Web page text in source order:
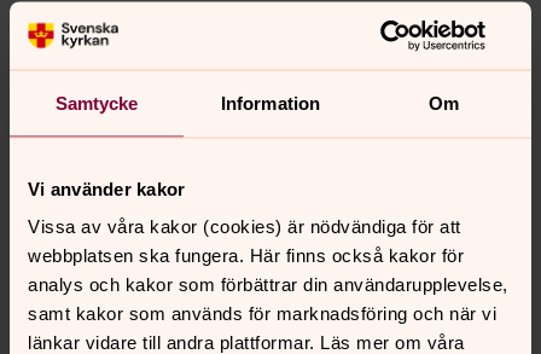
Samtycke Information Om
Vi använder kakor
Vissa av våra kakor (cookies) är nödvändiga för att
webbplatsen ska fungera. Här finns också kakor för
analys och kakor som förbättrar din användarupplevelse,
samt kakor som används för marknadsföring och när vi
länkar vidare till andra plattformar. Läs mer om våra
Maten är klar!
Visst hade det varit lyxigt att sätta sig ner till dukat
bord, där maten är klar? Nu bjuder vi in barn-, och
ungdoms familjer till middag med lagad mat en onsdag
församlingshem.
Kyrkans fritidsgård i Onslunda
Verksamhet för ungdomar som går i årskurs 4-7.